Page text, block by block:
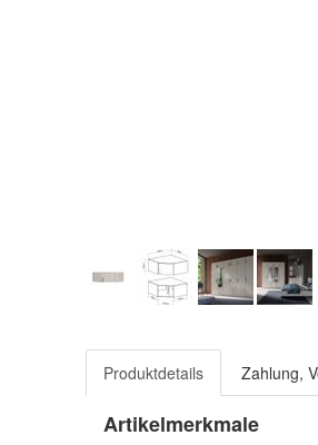
Produktdetails Zahlung,
Artikelmerkmale